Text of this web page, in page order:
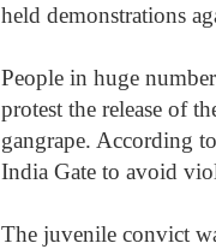
held demonstrations
People in huge
protest the release of
gangrape. According
India Gate to avoid
The juvenile convict